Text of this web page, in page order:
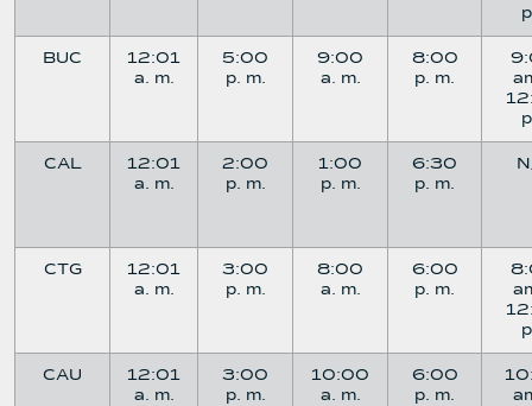
BUC
12:01
a. m.
5:00
p. m.
9:00
a. m.
8:00
p. m.
CAL
12:01
a. m.
2:00
p. m.
1:00
p. m.
6:30
p. m.
CTG
12:01
a. m.
3:00
p. m.
8:00
a. m.
6:00
p. m.
CAU
12:01
a. m.
3:00
p. m.
10:00
a. m.
6:00
p. m.